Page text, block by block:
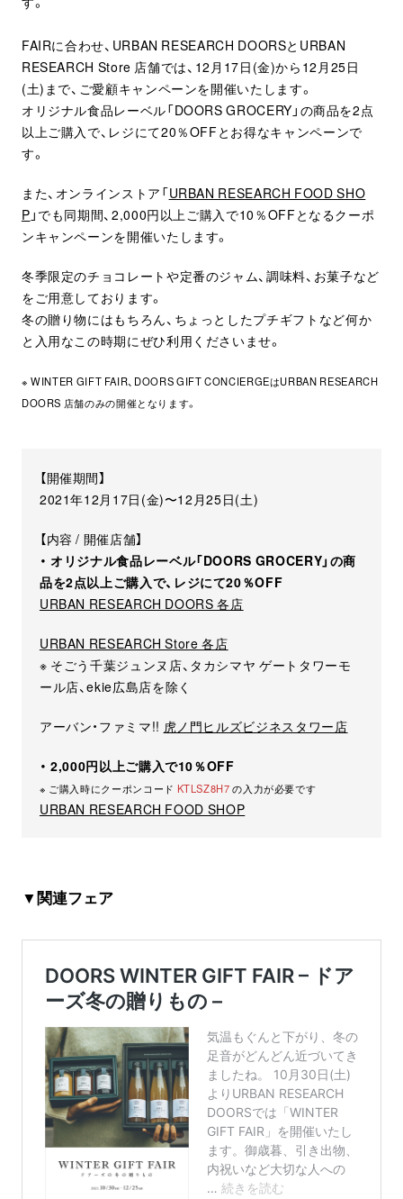
FAIRに合わせ、URBAN RESEARCH DOORSとURBAN
RESEARCH Store 店舗では、12月17日(金)から12月25日
(土)まで、ご愛顧キャンペーンを開催いたします。
オリジナル食品レーベル「DOORS GROCERY」の商品を2点
以上ご購入で、レジにて20％OFFとお得なキャンペーンで
す。
また、オンラインストア「URBAN RESEARCH FOOD SHO
P 」でも同期間、2,000円以上ご購入で10％OFFとなるクーポ
ンキャンペーンを開催いたします。
冬季限定のチョコレートや定番のジャム、調味料、お菓子など
をご用意しております。
冬の贈り物にはもちろん、ちょっとしたプチギフトなど何か
と入用なこの時期にぜひ利用くださいませ。
※ WINTER GIFT FAIR、DOORS GIFT CONCIERGEはURBAN RESEARCH
DOORS 店舗のみの開催となります。
【開催期間】
2021年12月17日(金)〜12月25日(土)
【内容 / 開催店舗】
・ オリジナル食品レーベル「DOORS GROCERY」の商
品を2点以上ご購入で、レジにて20％OFF
URBAN RESEARCH DOORS 各店
URBAN RESEARCH Store 各店
※ そごう千葉ジュンヌ店、タカシマヤ ゲートタワーモ
ール店、ekie広島店を除く
アーバン・ファミマ!! 虎ノ門ヒルズビジネスタワー店
・ 2,000円以上ご購入で10％OFF
※ ご購入時にクーポンコード KTLSZ8H7の入力が必要です
URBAN RESEARCH FOOD SHOP
▼関連フェア